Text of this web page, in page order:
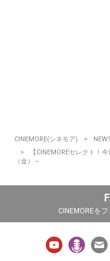
CINEMORE(シネモア)
【CINEMOREセレクト！
（金）～
CINEMOREを